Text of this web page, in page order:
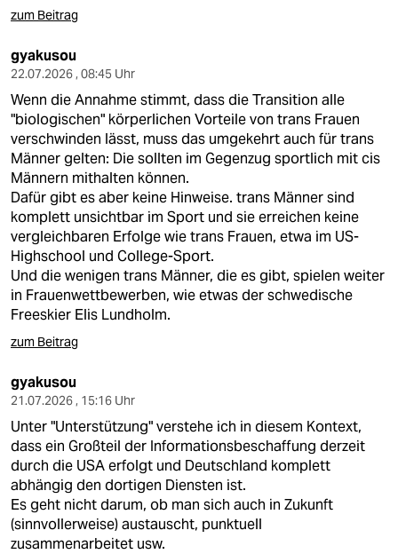
zum Beitrag
gyakusou
22.07.2026 , 08:45 Uhr
Wenn die Annahme stimmt, dass die Transition alle
"biologischen" körperlichen Vorteile von trans Frauen
verschwinden lässt, muss das umgekehrt auch für trans
Männer gelten: Die sollten im Gegenzug sportlich mit cis
Männern mithalten können.
Dafür gibt es aber keine Hinweise. trans Männer sind
komplett unsichtbar im Sport und sie erreichen keine
vergleichbaren Erfolge wie trans Frauen, etwa im US-
Highschool und College-Sport.
Und die wenigen trans Männer, die es gibt, spielen weiter
in Frauenwettbewerben, wie etwas der schwedische
Freeskier Elis Lundholm.
zum Beitrag
gyakusou
21.07.2026 , 15:16 Uhr
Unter "Unterstützung" verstehe ich in diesem Kontext,
dass ein Großteil der Informationsbeschaffung derzeit
durch die USA erfolgt und Deutschland komplett
abhängig den dortigen Diensten ist.
Es geht nicht darum, ob man sich auch in Zukunft
(sinnvollerweise) austauscht, punktuell
zusammenarbeitet usw.